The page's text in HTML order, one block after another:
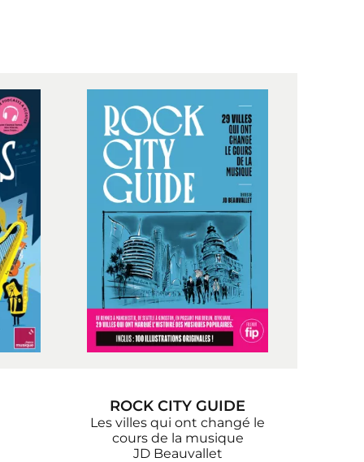
ROCK CITY GUIDE
Les villes qui ont changé le
cours de la musique
JD Beauvallet